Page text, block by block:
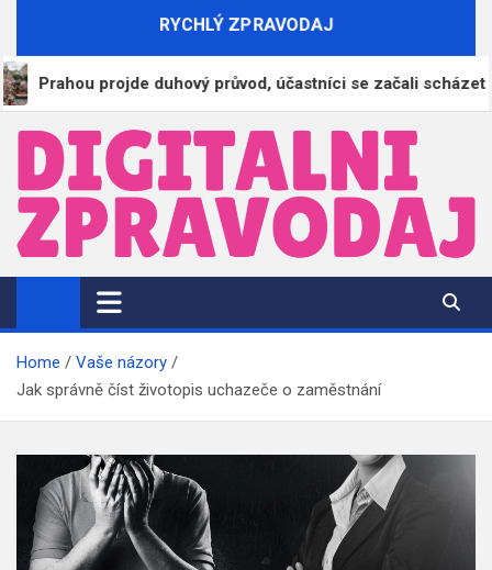
content
RYCHLÝ ZPRAVODAJ
projde duhový průvod, účastníci se začali scházet na
DigitalniZpravodaj.cz
Zpravodajství | Informace | Tiskové zprávy
Home
Vaše názory
Jak správně číst životopis uchazeče o zaměstnání